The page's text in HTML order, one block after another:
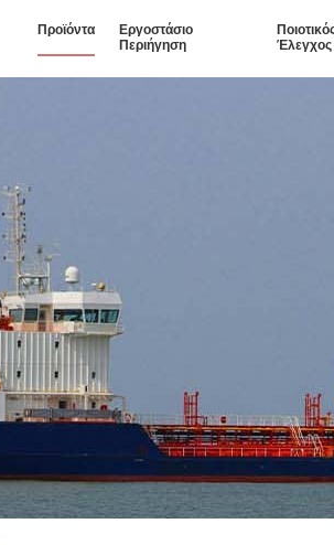
Προϊόντα
Εργοστάσιο
Περιήγηση
Έλεγχος